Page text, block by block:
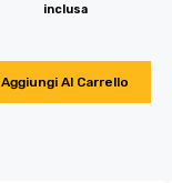
inclusa
Aggiungi Al Carrello